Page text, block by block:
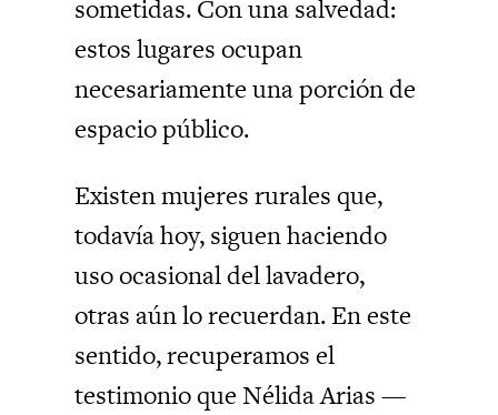
sometidas. Con una salvedad:
estos lugares ocupan
necesariamente una porción de
espacio público.
Existen mujeres rurales que,
todavía hoy, siguen haciendo
uso ocasional del lavadero,
otras aún lo recuerdan. En este
sentido, recuperamos el
testimonio que Nélida Arias —